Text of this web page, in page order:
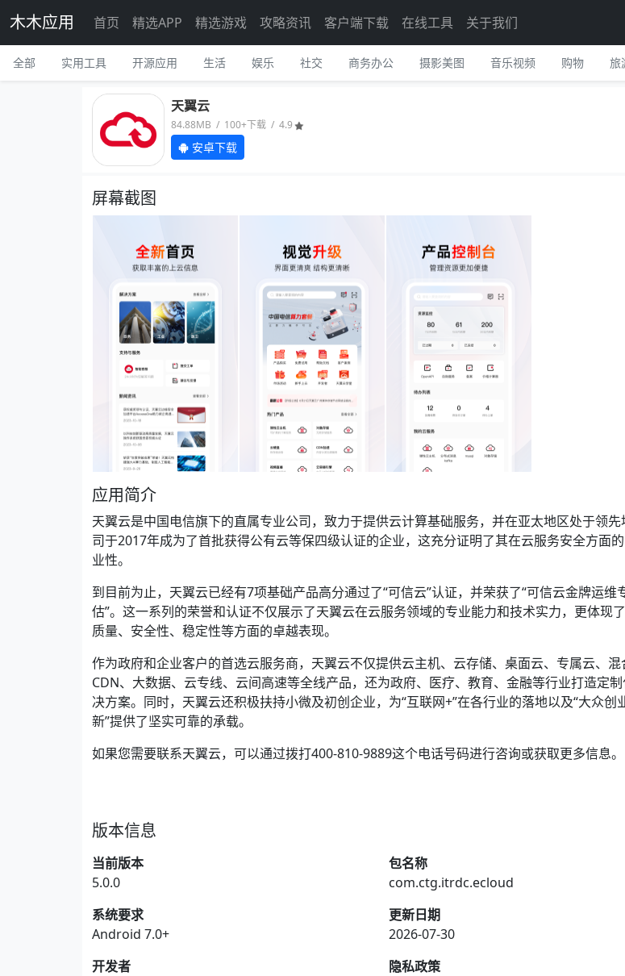
木木应用 首页 精选APP 精选游戏 攻略资讯 客户端下载 在线工具 关于我们
全部 实用工具 开源应用 生活 娱乐 社交 商务办公 摄影美图 音乐视频 购物 旅
天翼云
84.88MB / 100+下载 / 4.9
安卓下载
屏幕截图
应用简介
天翼云是中国电信旗下的直属专业公司，致力于提供云计算基础服务，并在亚太地区处于领
司于2017年成为了首批获得公有云等保四级认证的企业，这充分证明了其在云服务安全方面
业性。
到目前为止，天翼云已经有7项基础产品高分通过了“可信云”认证，并荣获了“可信云金牌运维
估”。这一系列的荣誉和认证不仅展示了天翼云在云服务领域的专业能力和技术实力，更体现
质量、安全性、稳定性等方面的卓越表现。
作为政府和企业客户的首选云服务商，天翼云不仅提供云主机、云存储、桌面云、专属云、混
CDN、大数据、云专线、云间高速等全线产品，还为政府、医疗、教育、金融等行业打造定
决方案。同时，天翼云还积极扶持小微及初创企业，为“互联网+”在各行业的落地以及“大众创
新”提供了坚实可靠的承载。
如果您需要联系天翼云，可以通过拨打400-810-9889这个电话号码进行咨询或获取更多信息。
版本信息
当前版本
5.0.0
包名称
com.ctg.itrdc.ecloud
系统要求
Android 7.0+
更新日期
2026-07-30
开发者
隐私政策